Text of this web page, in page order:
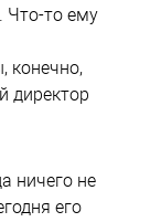
Что-то ему
конечно,
директор
ничего не
его